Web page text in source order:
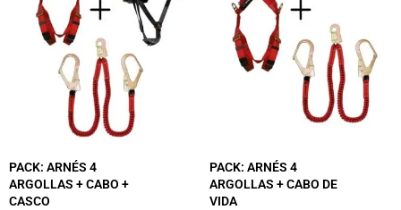
PACK: ARNÉS 4
ARGOLLAS + CABO +
CASCO
PACK: ARNÉS 4
ARGOLLAS + CABO DE
VIDA